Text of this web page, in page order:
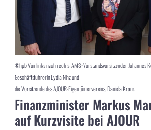
©hpb Von links nach rechts: AMS-Vorstandsvorsitzender Johannes
Geschäftsführerin Lydia Ninz und
die Vorsitzende des AJOUR-Eigentümervereins, Daniela Kraus.
Finanzminister Markus
auf Kurzvisite bei AJOUR